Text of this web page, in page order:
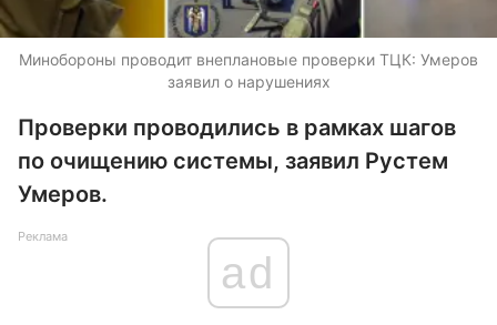
Минобороны проводит внеплановые проверки ТЦК: Умеров
заявил о нарушениях
Проверки проводились в рамках шагов
по очищению системы, заявил Рустем
Умеров.
Реклама
ad